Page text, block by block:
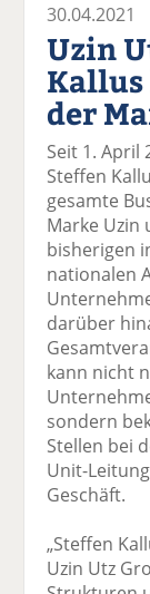
30.04.2021
Uzin
der
Seit 1. April
Steffen
gesamte
Marke Uzin
bisherigen
nationalen
darüber
kann nicht
sondern
Stellen bei
Unit-
Geschäft.
„Steffen
Uzin Utz